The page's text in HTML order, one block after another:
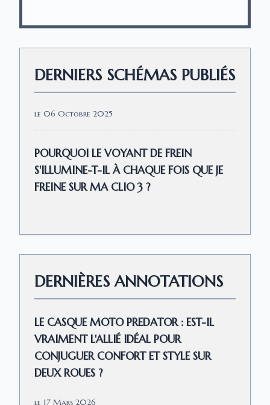
DERNIERS SCHÉMAS PUBLIÉS
le 06 Octobre 2025
POURQUOI LE VOYANT DE FREIN
S'ILLUMINE-T-IL À CHAQUE FOIS QUE JE
FREINE SUR MA CLIO 3 ?
DERNIÈRES ANNOTATIONS
LE CASQUE MOTO PREDATOR : EST-IL
VRAIMENT L'ALLIÉ IDÉAL POUR
CONJUGUER CONFORT ET STYLE SUR
DEUX ROUES ?
le 17 Mars 2026